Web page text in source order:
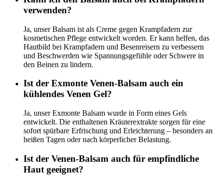
verwenden?
Ja, unser Balsam ist als Creme gegen Krampfadern zur
kosmetischen Pflege entwickelt worden. Er kann helfen, das
Hautbild bei Krampfadern und Besenreisern zu verbessern
und Beschwerden wie Spannungsgefühle oder Schwere in
den Beinen zu lindern.
Ist der Exmonte Venen-Balsam auch ein
kühlendes Venen Gel?
Ja, unser Exmonte Balsam wurde in Form eines Gels
entwickelt. Die enthaltenen Kräuterextrakte sorgen für eine
sofort spürbare Erfrischung und Erleichterung – besonders an
heißen Tagen oder nach körperlicher Belastung.
Ist der Venen-Balsam auch für empfindliche
Haut geeignet?